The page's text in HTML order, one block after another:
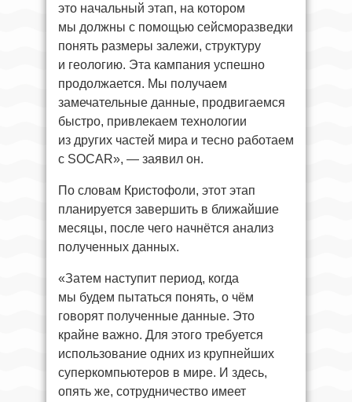
это начальный этап, на котором
мы должны с помощью сейсморазведки
понять размеры залежи, структуру
и геологию. Эта кампания успешно
продолжается. Мы получаем
замечательные данные, продвигаемся
быстро, привлекаем технологии
из других частей мира и тесно работаем
с SOCAR», — заявил он.
По словам Кристофоли, этот этап
планируется завершить в ближайшие
месяцы, после чего начнётся анализ
полученных данных.
«Затем наступит период, когда
мы будем пытаться понять, о чём
говорят полученные данные. Это
крайне важно. Для этого требуется
использование одних из крупнейших
суперкомпьютеров в мире. И здесь,
опять же, сотрудничество имеет